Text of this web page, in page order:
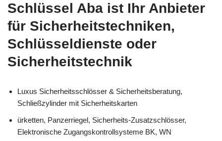
Schlüssel Aba ist Ihr Anbieter
für Sicherheitstechniken,
Schlüsseldienste oder
Sicherheitstechnik
Luxus Sicherheitsschlösser & Sicherheitsberatung,
Schließzylinder mit Sicherheitskarten
ürketten, Panzerriegel, Sicherheits-Zusatzschlösser,
Elektronische Zugangskontrollsysteme BK, WN